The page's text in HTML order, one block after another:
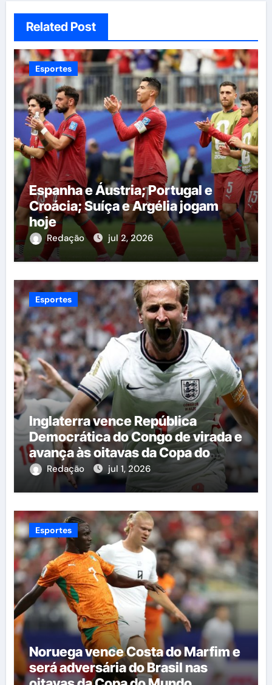
Related Post
Esportes
Espanha e Áustria; Portugal e
Croácia; Suíça e Argélia jogam
hoje
Redação jul 2, 2026
Esportes
Inglaterra vence República
Democrática do Congo de virada e
avança às oitavas da Copa do
Mundo
Redação jul 1, 2026
Esportes
Noruega vence Costa do Marfim e
será adversária do Brasil nas